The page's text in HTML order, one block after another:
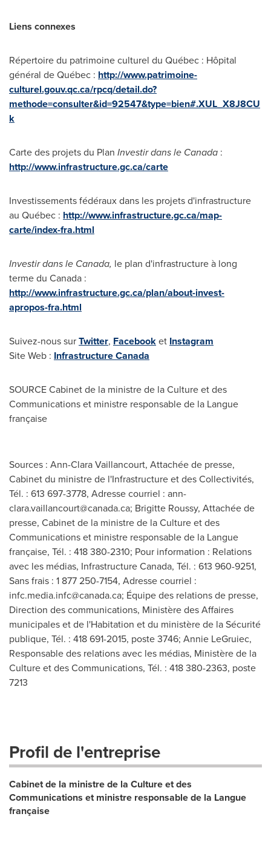
Liens connexes
Répertoire du patrimoine culturel du Québec : Hôpital
général de Québec : http://www.patrimoine-
culturel.gouv.qc.ca/rpcq/detail.do?
methode=consulter&id=92547&type=bien#.XUL_X8J8CU
k
Carte des projets du Plan Investir dans le Canada :
http://www.infrastructure.gc.ca/carte
Investissements fédéraux dans les projets d'infrastructure
au Québec : http://www.infrastructure.gc.ca/map-
carte/index-fra.html
Investir dans le Canada, le plan d'infrastructure à long
terme du Canada :
http://www.infrastructure.gc.ca/plan/about-invest-
apropos-fra.html
Suivez-nous surTwitter, Facebooket Instagram
Site Web : InfrastructureCanada
SOURCE Cabinet de la ministre de la Culture et des
Communications et ministre responsable de la Langue
française
Sources : Ann-Clara Vaillancourt, Attachée de presse,
Cabinet du ministre de l'Infrastructure et des Collectivités,
Tél. : 613 697-3778, Adresse courriel : ann-
clara.vaillancourt@canada.ca; Brigitte Roussy, Attachée de
presse, Cabinet de la ministre de la Culture et des
Communications et ministre responsable de la Langue
française, Tél. : 418 380-2310; Pour information : Relations
avec les médias, Infrastructure Canada, Tél. : 613 960-9251,
Sans frais : 1 877 250-7154, Adresse courriel :
infc.media.infc@canada.ca; Équipe des relations de presse,
Direction des communications, Ministère des Affaires
municipales et de l'Habitation et du ministère de la Sécurité
publique, Tél. : 418 691-2015, poste 3746; Annie LeGruiec,
Responsable des relations avec les médias, Ministère de la
Culture et des Communications, Tél. : 418 380-2363, poste
7213
Profil de l'entreprise
Cabinet de la ministre de la Culture et des
Communications et ministre responsable de la Langue
française